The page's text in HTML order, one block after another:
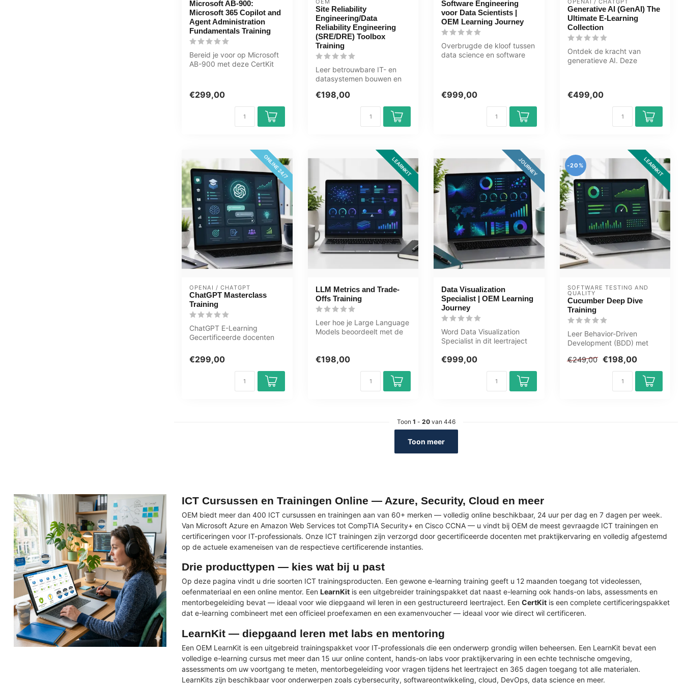
Microsoft AB-900:
Microsoft 365 Copilot and
Agent Administration
Fundamentals Training
Bereid je voor op Microsoft
AB-900 met deze CertKit
€299,00
Site Reliability
Engineering/Data
Reliability Engineering
(SRE/DRE) Toolbox
Training
Leer betrouwbare IT- en
datasystemen bouwen en
Deze ICT ...
€198,00
Software Engineering
voor Data Scientists |
OEM Learning Journey
Overbrugde de kloof tussen
data science en software
€999,00
Generative AI (GenAI) The
Ultimate E-Learning
Collection
Ontdek de kracht van
generatieve AI. Deze
€499,00
ONLINE 24/7
OPENAI / CHATGPT
ChatGPT Masterclass
Training
ChatGPT E-Learning
Gecertificeerde docenten
MeasureUp test...
€299,00
LEARNKIT
LLM Metrics and Trade-
Offs Training
Leer hoe je Large Language
Models beoordeelt met de
€198,00
JOURNEY
Data Visualization
Specialist | OEM Learning
Journey
Word Data Visualization
Specialist in dit leertraject
€999,00
LEARNKIT
-20%
SOFTWARE TESTING AND
QUALITY
Cucumber Deep Dive
Training
Leer Behavior-Driven
Development (BDD) met
testframewo...
€249,00 €198,00
Toon 1 - 20van 446
Toon meer
ICT Cursussen en Trainingen Online — Azure, Security, Cloud en meer
OEM biedt meer dan 400 ICT cursussen en trainingen aan van 60+ merken — volledig online beschikbaar, 24 uur per dag en 7 dagen per week.
Van Microsoft Azure en Amazon Web Services tot CompTIA Security+ en Cisco CCNA — u vindt bij OEM de meest gevraagde ICT trainingen en
certificeringen voor IT-professionals. Onze ICT trainingen zijn verzorgd door gecertificeerde docenten met praktijkervaring en volledig afgestemd
op de actuele exameneisen van de respectieve certificerende instanties.
Drie producttypen — kies wat bij u past
Op deze pagina vindt u drie soorten ICT trainingsproducten. Een gewone e-learning training geeft u 12 maanden toegang tot videolessen,
oefenmateriaal en een online mentor. Een LearnKit is een uitgebreider trainingspakket dat naast e-learning ook hands-on labs, assessments en
mentorbegeleiding bevat — ideaal voor wie diepgaand wil leren in een gestructureerd leertraject. Een CertKit is een complete certificeringspakket
dat e-learning combineert met een officieel proefexamen en een examenvoucher — ideaal voor wie direct wil certificeren.
LearnKit — diepgaand leren met labs en mentoring
Een OEM LearnKit is een uitgebreid trainingspakket voor IT-professionals die een onderwerp grondig willen beheersen. Een LearnKit bevat een
volledige e-learning cursus met meer dan 15 uur online content, hands-on labs voor praktijkervaring in een echte technische omgeving,
assessments om uw voortgang te meten, mentorbegeleiding voor vragen tijdens het leertraject en 365 dagen toegang tot alle materialen.
LearnKits zijn beschikbaar voor onderwerpen zoals cybersecurity, softwareontwikkeling, cloud, DevOps, data science en meer.